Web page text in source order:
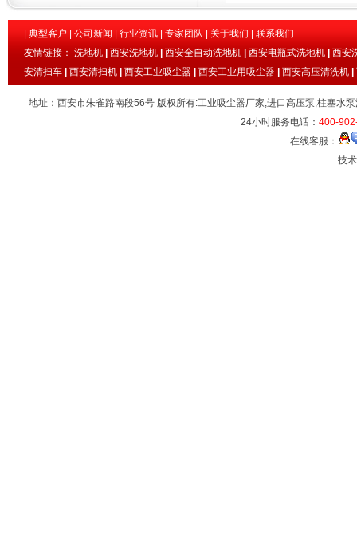
典型客户 公司新闻 行业资讯 专家团队 关于我们
联系我们
友情链接： 洗地机 西安洗地机 西安全自动洗地机 西安电瓶式洗地机
西安
安清扫车
西安清扫机 西安工业吸尘器 西安工业用吸尘器 西安高压清洗机
地址：西安市朱雀路南段56号 版权所有:工业吸尘器厂家,进口高压泵,柱塞水
24小时服务电话： 400-
在线客服：
技